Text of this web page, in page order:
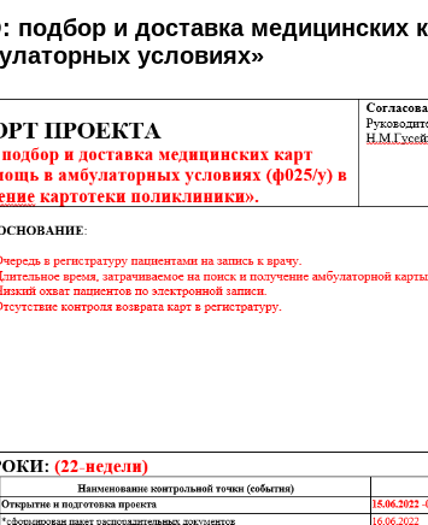
подбор и доставка медицинских
условиях»